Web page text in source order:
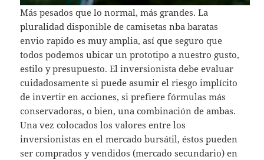
Más pesados que lo normal, más grandes. La
pluralidad disponible de camisetas nba baratas
envio rapido es muy amplia, así que seguro que
todos podemos ubicar un prototipo a nuestro gusto,
estilo y presupuesto. El inversionista debe evaluar
cuidadosamente si puede asumir el riesgo implícito
de invertir en acciones, si prefiere fórmulas más
conservadoras, o bien, una combinación de ambas.
Una vez colocados los valores entre los
inversionistas en el mercado bursátil, éstos pueden
ser comprados y vendidos (mercado secundario) en